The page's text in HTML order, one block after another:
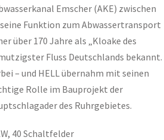
Emscher (AKE) zwischen
Funktion zum Abwassertransport
über 170 Jahre als „Kloake des
Fluss Deutschlands bekannt.
– und HELL übernahm mit seinen
Rolle im Bauprojekt der
des Ruhrgebietes.
40 Schaltfelder